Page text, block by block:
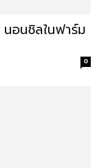
อนชิลในฟาร์ม
0